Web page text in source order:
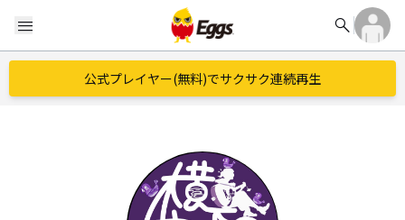
menu search
公式プレイヤー(無料)でサクサク連続再生